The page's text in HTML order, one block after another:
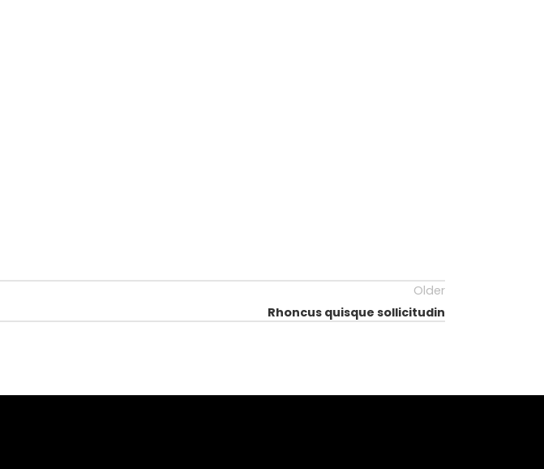
Older
Rhoncus quisque sollicitudin